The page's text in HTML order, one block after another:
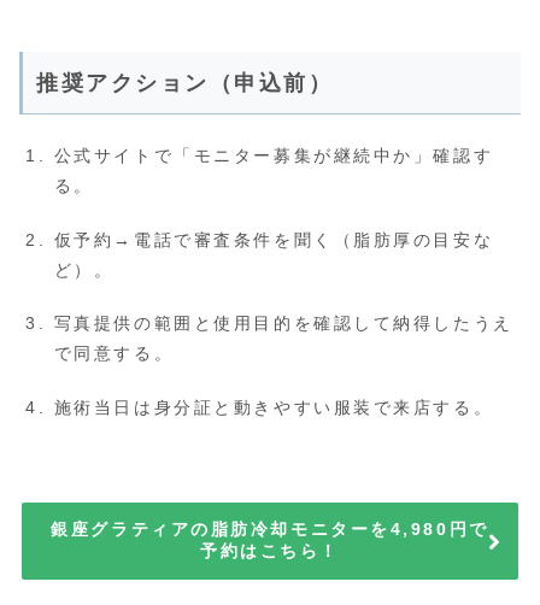
推奨アクション（申込前）
公式サイトで「モニター募集が継続中か」確認す
る。
仮予約→電話で審査条件を聞く（脂肪厚の目安な
ど）。
写真提供の範囲と使用目的を確認して納得したうえ
で同意する。
施術当日は身分証と動きやすい服装で来店する。
銀座グラティアの脂肪冷却モニターを4,980円で
予約はこちら！